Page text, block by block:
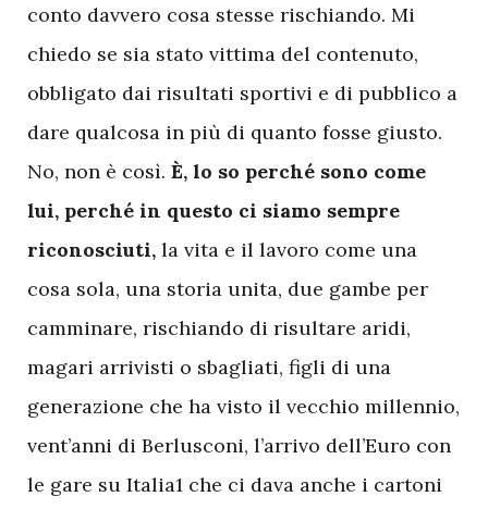
conto davvero cosa stesse rischiando. Mi
chiedo se sia stato vittima del contenuto,
obbligato dai risultati sportivi e di pubblico a
dare qualcosa in più di quanto fosse giusto.
No, non è così. È, lo so perché sono come
lui, perché in questo ci siamo sempre
riconosciuti, la vita e il lavoro come una
cosa sola, una storia unita, due gambe per
camminare, rischiando di risultare aridi,
magari arrivisti o sbagliati, figli di una
generazione che ha visto il vecchio millennio,
vent’anni di Berlusconi, l’arrivo dell’Euro con
le gare su Italia1 che ci dava anche i cartoni